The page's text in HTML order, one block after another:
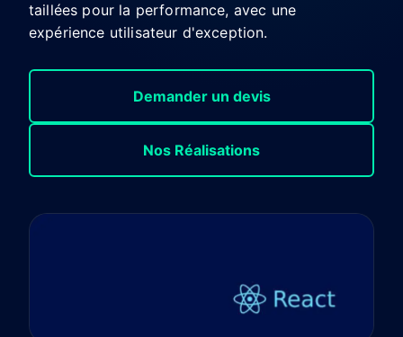
taillées pour la performance, avec une
expérience utilisateur d'exception.
Demander un devis
Nos Réalisations